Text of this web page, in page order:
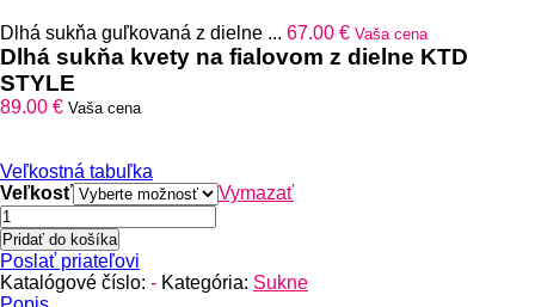
Dlhá sukňa guľkovaná z dielne ... 67.00 € Vaša cena
Dlhá sukňa kvety na fialovom z dielne KTD
STYLE
89.00 € Vaša cena
Veľkostná tabuľka
Veľkosť
Vymazať
množstvo
Dlhá
sukňa
kvety
na
Pridať do košíka
Poslať priateľovi
Katalógové číslo: - Kategória: Sukne